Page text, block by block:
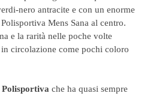
nero antracite e con un enorme
Mens Sana al centro.
e la rarità nelle poche volte
circolazione come pochi coloro
Polisportiva che ha quasi sempre